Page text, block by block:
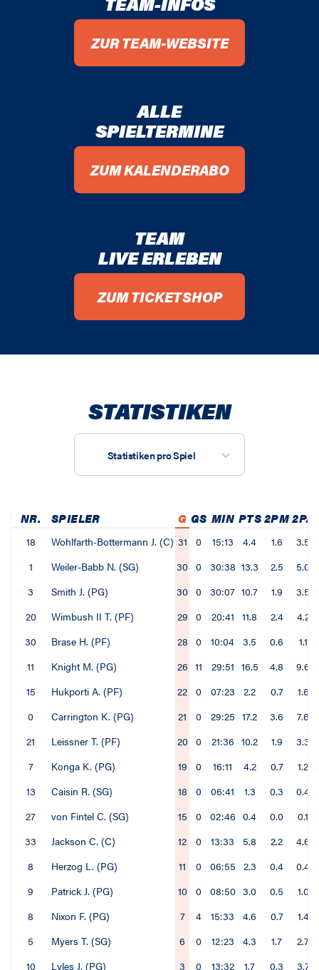
ZUR TEAM-WEBSITE
ALLE
SPIELTERMINE
ZUM KALENDERABO
TEAM
LIVE ERLEBEN
ZUM TICKETSHOP
STATISTIKEN
Statistiken pro Spiel
NR. SPIELER G GS MIN PTS2PM2PA
18 Wohlfarth-Bottermann J. (C) 31 0 15:13 4.4 1.6
3.5
1
Weiler-Babb N. (SG) 30 0 30:38 13.3 2.5 5.0
3
Smith J. (PG) 30 0 30:07 10.7 1.9
3.5
20
Wimbush II T. (PF) 29 0 20:41 11.8 2.4
4.2
30
Brase H. (PF) 28 0 10:04 3.5 0.6
1.1
11
Knight M. (PG) 26 11 29:51 16.5 4.8 9.6
15
Hukporti A. (PF) 22 0 07:23 2.2 0.7
1.6
0
Carrington K. (PG) 21 0 29:25 17.2 3.6
7.6
21
Leissner T. (PF) 20 0 21:36 10.2 1.9
3.3
7
Konga K. (PG) 19 0 16:11 4.2 0.7
1.2
13
Caisin R. (SG) 18 0 06:41 1.3 0.3
0.4
27
von Fintel C. (SG) 15 0 02:46 0.4 0.0
0.1
33
Jackson C. (C) 12 0 13:33 5.8 2.2
4.6
8
Herzog L. (PG) 11 0 06:55 2.3 0.4 0.4
9
Patrick J. (PG) 10 0 08:50 3.0 0.5 1.0
8
Nixon F. (PG) 7 4 15:33 4.6 0.7 1.4
5
Myers T. (SG) 6 0 12:23 4.3 1.7
2.7
10
Lyles J. (PG) 3 0 13:32 1.7 0.3
3.7